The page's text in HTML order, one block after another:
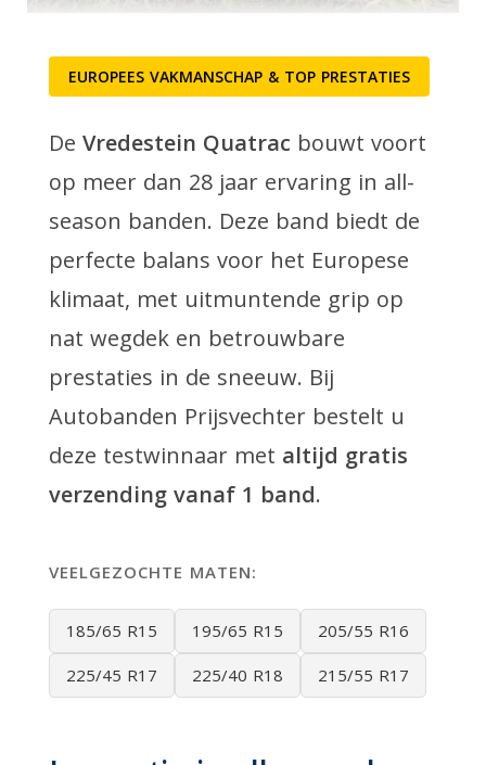
EUROPEES VAKMANSCHAP & TOP PRESTATIES
De Vredestein Quatrac bouwt voort
op meer dan 28 jaar ervaring in all-
season banden. Deze band biedt de
perfecte balans voor het Europese
klimaat, met uitmuntende grip op
nat wegdek en betrouwbare
prestaties in de sneeuw. Bij
Autobanden Prijsvechter bestelt u
deze testwinnaar met altijd gratis
verzending vanaf 1 band.
VEELGEZOCHTE MATEN:
185/65 R15 195/65 R15 205/55 R16
225/45 R17 225/40 R18 215/55 R17